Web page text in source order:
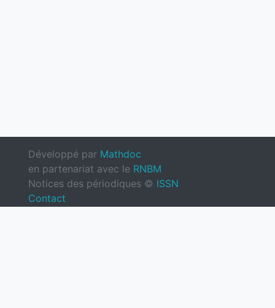
Développé par Mathdoc
en partenariat avec le RNBM
Notices des périodiques © ISSN
Contact